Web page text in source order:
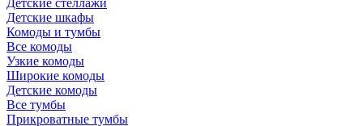
Детские стеллажи
Детские шкафы
Комоды и тумбы
Все комоды
Узкие комоды
Широкие комоды
Детские комоды
Все тумбы
Прикроватные тумбы